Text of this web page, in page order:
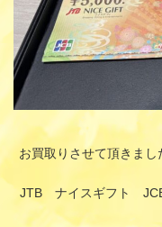
お買取りさせて頂きま
JTB ナイスギフト